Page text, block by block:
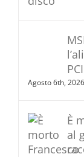
Agosto 6th, 2026
È
al